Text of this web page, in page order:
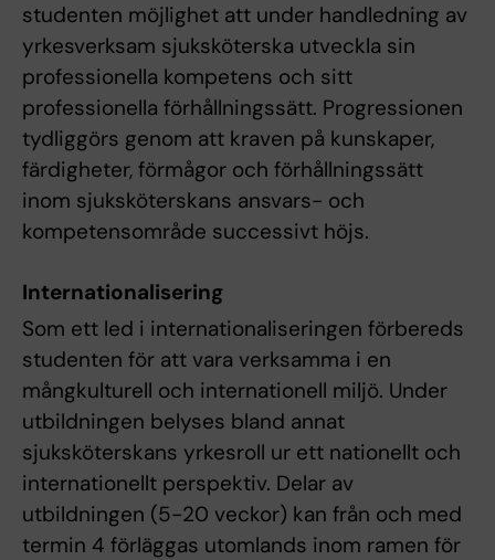
studenten möjlighet att under handledning av
yrkesverksam sjuksköterska utveckla sin
professionella kompetens och sitt
professionella förhållningssätt. Progressionen
tydliggörs genom att kraven på kunskaper,
färdigheter, förmågor och förhållningssätt
inom sjuksköterskans ansvars- och
kompetensområde successivt höjs.
Internationalisering
Som ett led i internationaliseringen förbereds
studenten för att vara verksamma i en
mångkulturell och internationell miljö. Under
utbildningen belyses bland annat
sjuksköterskans yrkesroll ur ett nationellt och
internationellt perspektiv. Delar av
utbildningen (5-20 veckor) kan från och med
termin 4 förläggas utomlands inom ramen för